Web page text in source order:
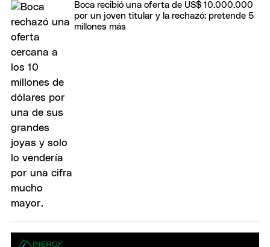
Boca recibió una oferta de US$ 10.000.000
por un joven titular y la rechazó: pretende 5
millones más